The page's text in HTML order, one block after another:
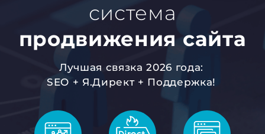
РАЗРАБОТКА САЙТА
ВСЕ УСЛУГИ
ПОРТФОЛИО
БЛОГ
система
продвижения сайта
Лучшая связка 2026 года:
SEO + Я.Директ + Поддержка!